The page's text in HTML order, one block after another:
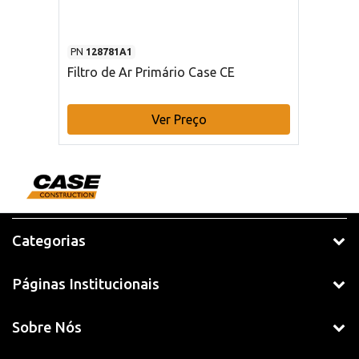
PN 128781A1
Filtro de Ar Primário Case CE
Ver Preço
Categorias
Páginas Institucionais
Sobre Nós